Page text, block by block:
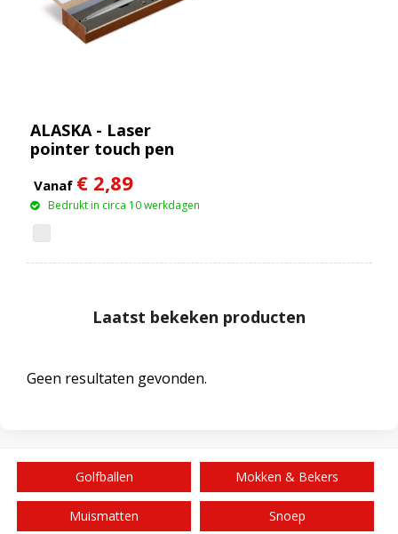
ALASKA - Laser
pointer touch pen
Vanaf € 2,89
Bedrukt in circa 10 werkdagen
Laatst bekeken producten
Geen resultaten gevonden.
Golfballen Mokken & Bekers
Muismatten Snoep